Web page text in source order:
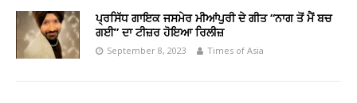
ਪ੍ਰਸਿੱਧ ਗਾਇਕ ਜਸਮੇਰ ਮੀਆਂਪੁਰੀ ਦੇ ਗੀਤ “ਨਾਗ ਤੋਂ ਮੈਂ ਬਚ
ਗਈ” ਦਾ ਟੀਜ਼ਰ ਹੋਇਆ ਰਿਲੀਜ਼
September 8, 2023 Times of Asia